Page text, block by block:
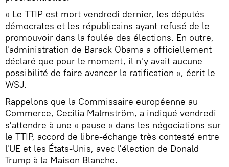
« Le TTIP est mort vendredi dernier, les députés
démocrates et les républicains ayant refusé de le
promouvoir dans la foulée des élections. En outre,
l'administration de Barack Obama a officiellement
déclaré que pour le moment, il n'y avait aucune
possibilité de faire avancer la ratification », écrit le
WSJ.
Rappelons que la Commissaire européenne au
Commerce, Cecilia Malmström, a indiqué vendredi
s'attendre à une « pause » dans les négociations sur
le TTIP, accord de libre-échange très contesté entre
l'UE et les États-Unis, avec l'élection de Donald
Trump à la Maison Blanche.